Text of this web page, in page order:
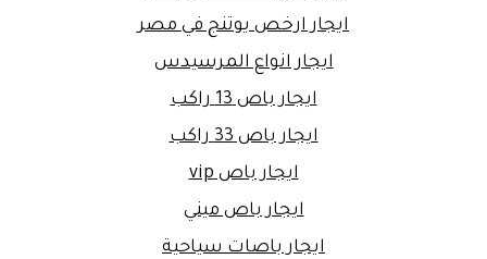
ايجار ارخص يوتنج في مصر
ايجار انواع المرسيدس
ايجار باص 13 راكب
ايجار باص 33 راكب
ايجار باص vip
ايجار باص ميني
ايجار باصات سياحية